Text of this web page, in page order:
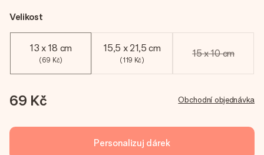
Velikost
13 x 18 cm
(69 Kč)
15,5 x 21,5 cm
(119 Kč)
15 x 10 cm
69 Kč Obchodní objednávka
Personalizuj dárek